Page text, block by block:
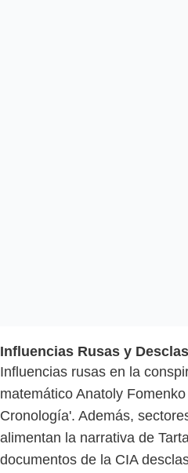
Influencias Rusas y
Influencias rusas en la
matemático Anatoly
Cronología'. Además,
alimentan la narrativa de
documentos de la CIA